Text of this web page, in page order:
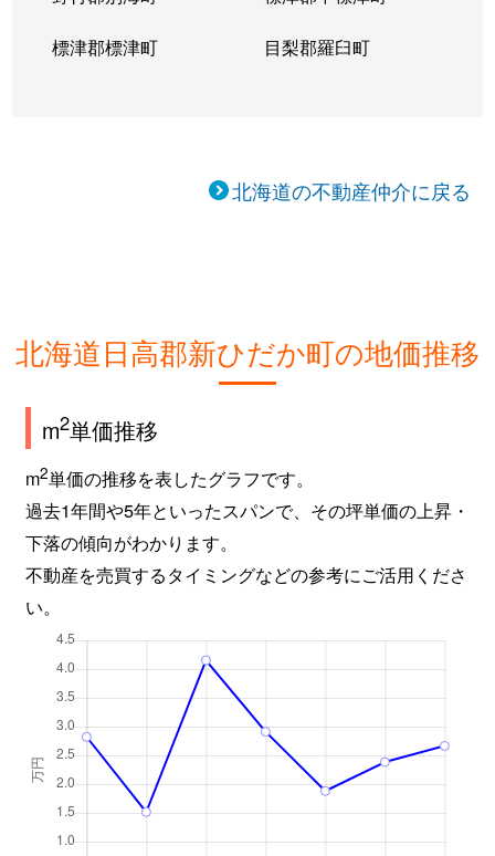
標津郡標津町 目梨郡羅臼町
北海道の不動産仲介に戻る
北海道日高郡新ひだか町の地価推移
m2単価推移
m2単価の推移を表したグラフです。
過去1年間や5年といったスパンで、その坪単価の上昇・
下落の傾向がわかります。
不動産を売買するタイミングなどの参考にご活用くださ
い。